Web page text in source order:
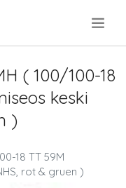
( 100/100-18
keski
)
18 TT 59M
rot & gruen )